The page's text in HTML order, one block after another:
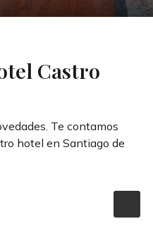
Castro
Te contamos
hotel en Santiago de